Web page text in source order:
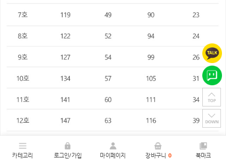
카테고리 로그인/가입 마이페이지 장바구니 0 북마크